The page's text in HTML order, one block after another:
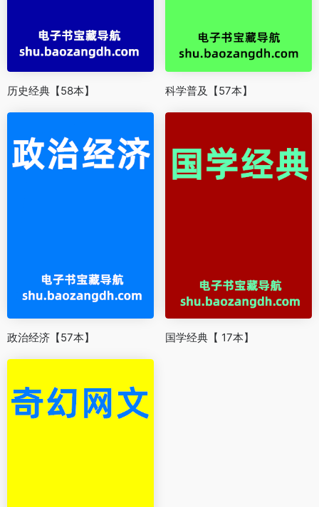
历史经典【58本】 科学普及【57本】
政治经济【57本】 国学经典【 17本】